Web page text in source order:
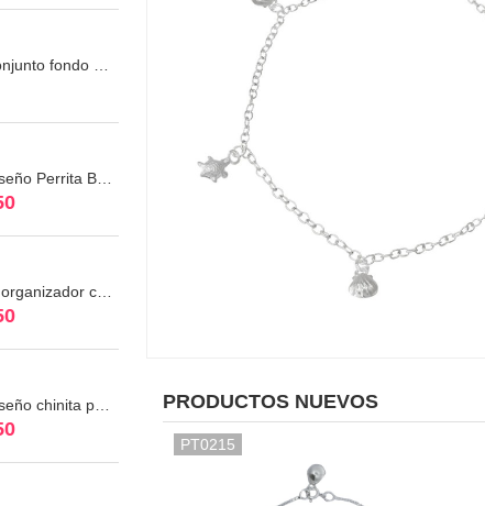
PRODUCTOS NUEVOS
PT0215